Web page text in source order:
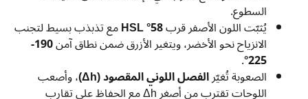
السطوع.
يُثبّت اللون الأصفر قرب58° HSL مع تذبذب بسيط لتجنب
الانزياح نحو الأخضر، ويتغير الأزرق ضمن نطاق آمن 190-
225°
.
الصعوبة تُغيّرالفصل اللوني المقصود (Δh) ، وأصعب
اللوحات تقترب من أصغر Δh مع الحفاظ على تقارب